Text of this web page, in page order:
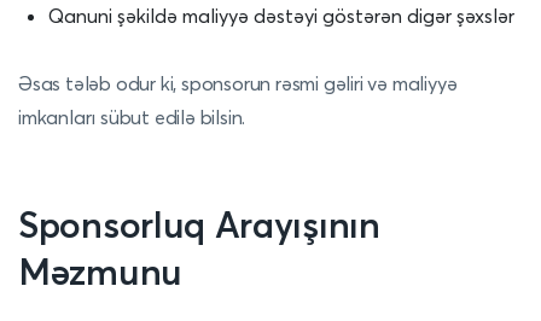
Qanuni şəkildə maliyyə dəstəyi göstərən digər şəxslər
Əsas tələb odur ki, sponsorun rəsmi gəliri və maliyyə
imkanları sübut edilə bilsin.
Sponsorluq Arayışının
Məzmunu